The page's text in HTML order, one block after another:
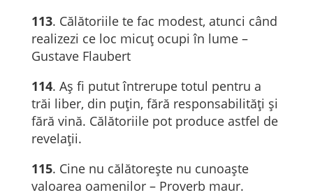
113. Călătoriile te fac modest, atunci când
realizezi ce loc micuț ocupi în lume –
Gustave Flaubert
114. Aş fi putut întrerupe totul pentru a
trăi liber, din puţin, fără responsabilităţi şi
fără vină. Călătoriile pot produce astfel de
revelaţii.
115. Cine nu călătorește nu cunoaște
valoarea oamenilor – Proverb maur.